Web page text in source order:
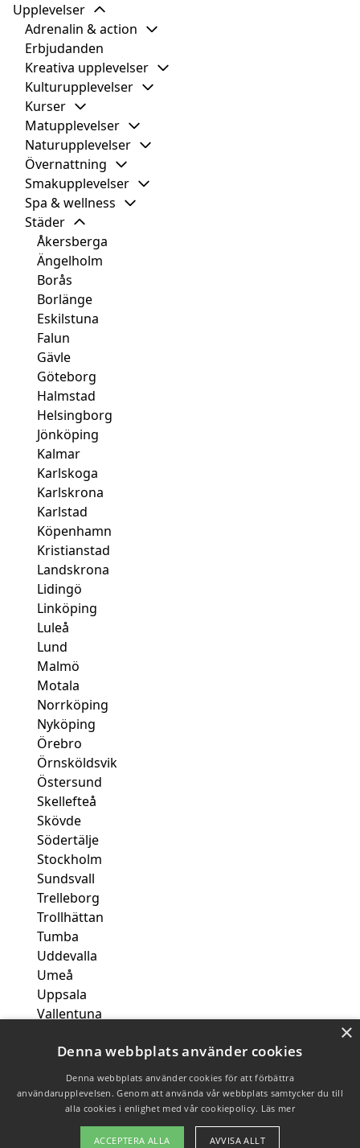
Upplevelser
Adrenalin & action
Erbjudanden
Kreativa upplevelser
Kulturupplevelser
Kurser
Matupplevelser
Naturupplevelser
Övernattning
Smakupplevelser
Spa & wellness
Städer
Åkersberga
Ängelholm
Borås
Borlänge
Eskilstuna
Falun
Gävle
Göteborg
Halmstad
Helsingborg
Jönköping
Kalmar
Karlskoga
Karlskrona
Karlstad
Köpenhamn
Kristianstad
Landskrona
Lidingö
Linköping
Luleå
Lund
Malmö
Motala
Norrköping
Nyköping
Örebro
Örnsköldsvik
Östersund
Skellefteå
Skövde
Södertälje
Stockholm
Sundsvall
Trelleborg
Trollhättan
Tumba
Uddevalla
Umeå
Uppsala
Vallentuna
Västerås
Växjö
Copyright 2026 - Pilanto Aps
×
Denna webbplats använder cookies
Denna webbplats använder cookies för att förbättra
användarupplevelsen. Genom att använda vår webbplats samtycker du till
alla cookies i enlighet med vår cookiepolicy. Läs mer
ACCEPTERA ALLA AVVISA ALLT